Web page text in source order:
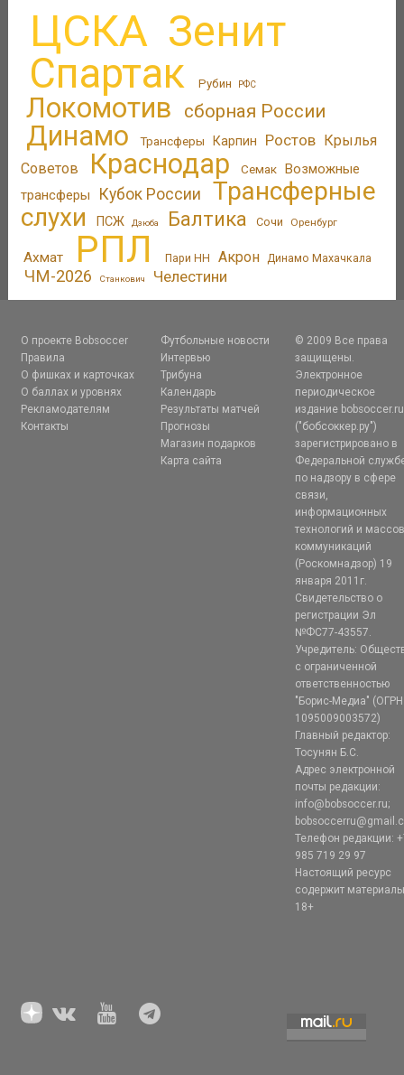
ЦСКА Зенит
Спартак Рубин РФС
Локомотив сборная России
Динамо Трансферы Карпин Ростов
Крылья
Советов
Краснодар Семак Возможные
трансферы
Кубок России
Трансферные
слухи
ПСЖ Дзюба Балтика Сочи Оренбург
Ахмат РПЛ Пари НН Акрон Динамо Махачкала
ЧМ-2026 Станкович Челестини
О проекте Bobsoccer
Правила
О фишках и карточках
О баллах и уровнях
Рекламодателям
Контакты
Футбольные новости
Интервью
Трибуна
Календарь
Результаты матчей
Прогнозы
Магазин подарков
Карта сайта
© 2009 Все права
защищены.
Электронное
периодическое
издание bobsoccer.ru
("бобсоккер.ру")
зарегистрировано в
Федеральной
по надзору в сфере
связи,
информационных
технологий и
коммуникаций
(Роскомнадзор) 19
января 2011г.
Свидетельство о
регистрации Эл
№ФС77-43557.
Учредитель:
с ограниченной
ответственностью
"Борис-Медиа" (ОГРН
1095009003572)
Главный редактор:
Тосунян Б.С.
Адрес электронной
почты редакции:
info@bobsoccer.ru;
Телефон редакции:
985 719 29 97
Настоящий ресурс
содержит
18+